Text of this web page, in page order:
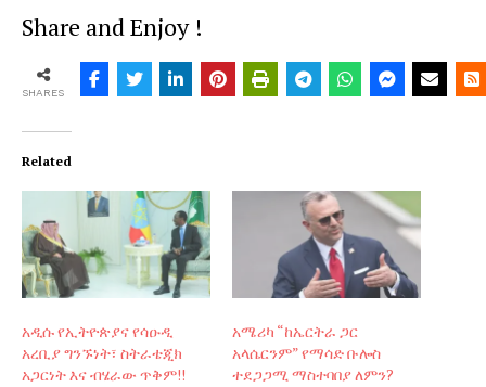
Share and Enjoy !
SHARES
Related
አዲሱ የኢትዮጵያና የሳዑዲ
አረቢያ ግንኙነት፣ ስትራቴጂክ
አጋርነት እና ብሄራው ጥቅም!!
አሜሪካ “ከኤርትራ ጋር
አላሴርንም” የማሳድ ቡሎስ
ተደጋጋሚ ማስተባበያ ለምን?